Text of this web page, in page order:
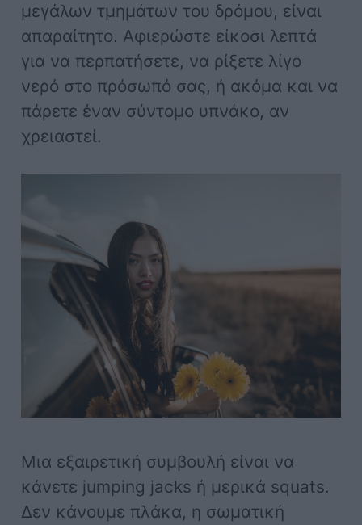
μεγάλων τμημάτων του δρόμου, είναι
απαραίτητο. Αφιερώστε είκοσι λεπτά
για να περπατήσετε, να ρίξετε λίγο
νερό στο πρόσωπό σας, ή ακόμα και να
πάρετε έναν σύντομο υπνάκο, αν
χρειαστεί.
Μια εξαιρετική συμβουλή είναι να
κάνετε jumping jacks ή μερικά squats.
Δεν κάνουμε πλάκα, η σωματική